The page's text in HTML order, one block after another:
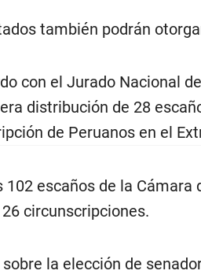
también podrán
con el Jurado Nacional
distribución de 28
de Peruanos en el
102 escaños de la
circunscripciones.
sobre la elección de